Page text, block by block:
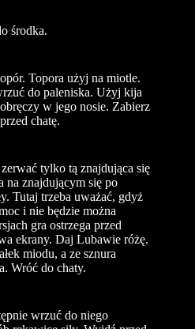
środka.
Topora użyj na miotle.
do paleniska. Użyj kija
w jego nosie. Zabierz
chatę.
tylko tą znajdująca się
na znajdującym się po
Tutaj trzeba uważać, gdyż
i nie będzie można
gra ostrzega przed
ekrany. Daj Lubawie różę.
miodu, a ze sznura
Wróć do chaty.
wrzuć do niego